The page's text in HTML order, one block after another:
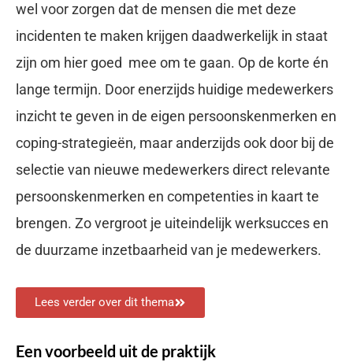
wel voor zorgen dat de mensen die met deze
incidenten te maken krijgen daadwerkelijk in staat
zijn om hier goed mee om te gaan. Op de korte én
lange termijn. Door enerzijds huidige medewerkers
inzicht te geven in de eigen persoonskenmerken en
coping-strategieën, maar anderzijds ook door bij de
selectie van nieuwe medewerkers direct relevante
persoonskenmerken en competenties in kaart te
brengen. Zo vergroot je uiteindelijk werksucces en
de duurzame inzetbaarheid van je medewerkers.
Lees verder over dit thema
Een voorbeeld uit de praktijk